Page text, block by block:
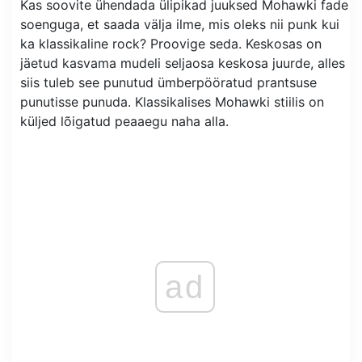
Kas soovite ühendada ülipikad juuksed Mohawki fade
soenguga, et saada välja ilme, mis oleks nii punk kui
ka klassikaline rock? Proovige seda. Keskosas on
jäetud kasvama mudeli seljaosa keskosa juurde, alles
siis tuleb see punutud ümberpööratud prantsuse
punutisse punuda. Klassikalises Mohawki stiilis on
küljed lõigatud peaaegu naha alla.
ad